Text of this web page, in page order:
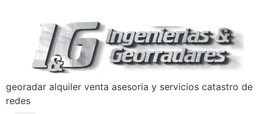
georadar alquiler venta asesoria y servicios catastro de
redes